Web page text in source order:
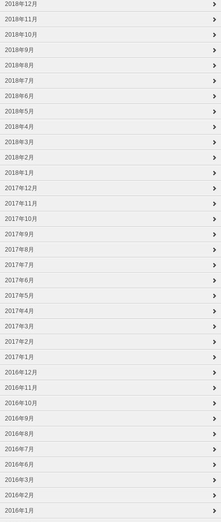
2018年12月
2018年11月
2018年10月
2018年9月
2018年8月
2018年7月
2018年6月
2018年5月
2018年4月
2018年3月
2018年2月
2018年1月
2017年12月
2017年11月
2017年10月
2017年9月
2017年8月
2017年7月
2017年6月
2017年5月
2017年4月
2017年3月
2017年2月
2017年1月
2016年12月
2016年11月
2016年10月
2016年9月
2016年8月
2016年7月
2016年6月
2016年3月
2016年2月
2016年1月